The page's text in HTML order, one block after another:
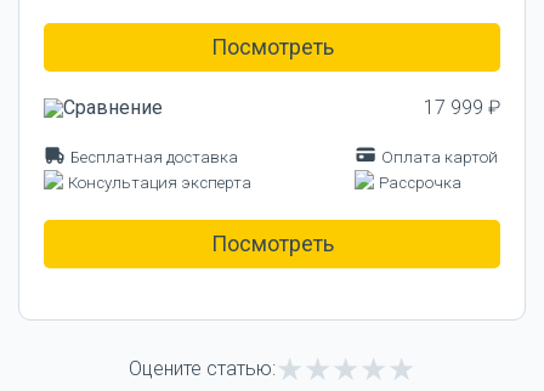
Посмотреть
17 999 ₽
Бесплатная доставка
Оплата картой
Консультация эксперта
Рассрочка
Посмотреть
Оцените статью: